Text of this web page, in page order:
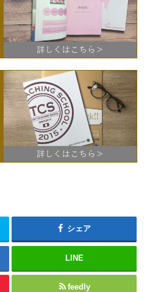
シェア
LINE
feedly